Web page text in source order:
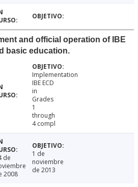
and official operation of IBE
basic education.
Implementation
IBE ECD
in
Grades
1
through
4 compl
de
2008
1 de
noviembre
de 2013